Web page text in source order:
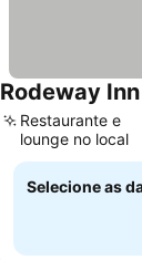
Rodeway
Restaurante e
lounge no local
Selecione as